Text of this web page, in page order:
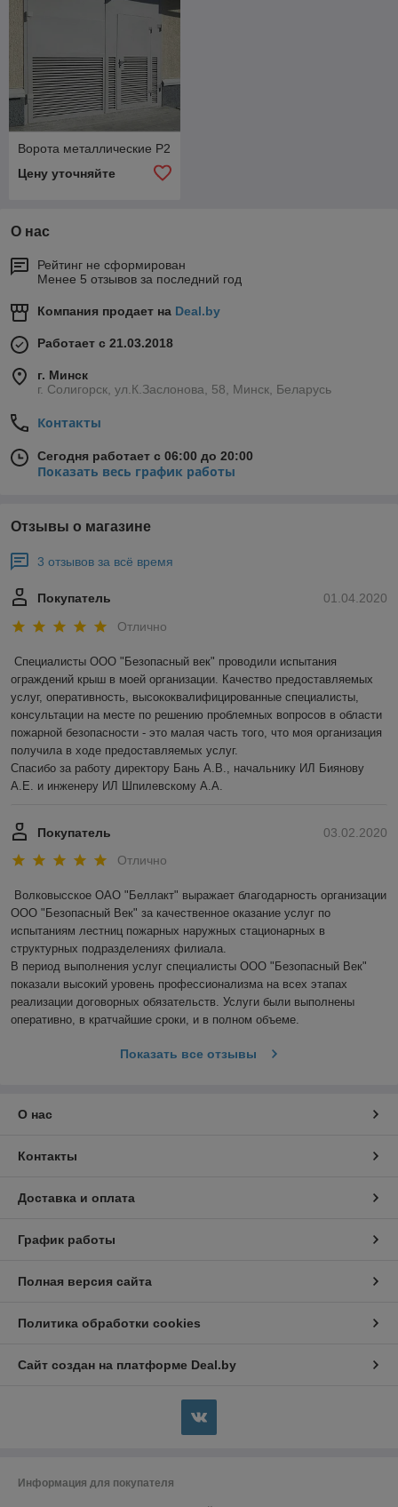
Ворота металлические Р2
Цену уточняйте
О нас
Рейтинг не сформирован
Менее 5 отзывов за последний год
Компания продает на Deal.by
Работает с 21.03.2018
г. Минск
г. Солигорск, ул.К.Заслонова, 58, Минск, Беларусь
Контакты
Сегодня работает с 06:00 до 20:00
Показать весь график работы
Отзывы о магазине
3 отзывов за всё время
01.04.2020
Покупатель
Отлично
Специалисты ООО "Безопасный век" проводили испытания
ограждений крыш в моей организации. Качество предоставляемых
услуг, оперативность, высококвалифицированные специалисты,
консультации на месте по решению проблемных вопросов в области
пожарной безопасности - это малая часть того, что моя организация
получила в ходе предоставляемых услуг.
Спасибо за работу директору Бань А.В., начальнику ИЛ Биянову
А.Е. и инженеру ИЛ Шпилевскому А.А.
03.02.2020
Покупатель
Отлично
Волковысское ОАО "Беллакт" выражает благодарность организации
ООО "Безопасный Век" за качественное оказание услуг по
испытаниям лестниц пожарных наружных стационарных в
структурных подразделениях филиала.
В период выполнения услуг специалисты ООО "Безопасный Век"
показали высокий уровень профессионализма на всех этапах
реализации договорных обязательств. Услуги были выполнены
оперативно, в кратчайшие сроки, и в полном объеме.
Показать все отзывы
О нас
Контакты
Доставка и оплата
График работы
Полная версия сайта
Политика обработки cookies
Сайт создан на платформе Deal.by
Информация для покупателя